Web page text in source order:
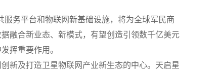
务平台和物联网新基础设施，将为全球军民商
融合新业态、新模式，有望创造引领数千亿美元
挥重要作用。
新及打造卫星物联网产业新生态的中心。天启星